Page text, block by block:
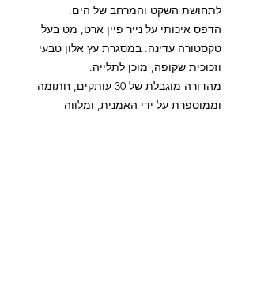
לתחושת השקט והמרחב של הים.
הדפס איכותי על נייר פיין ארט, מט בעל
טקסטורה עדינה. במסגרת עץ אלון טבעי
וזכוכית שקופה, מוכן לתלייה.
מהדורה מוגבלת של 30 עותקים, חתומה
וממוספרת על ידי האמנית, ומלווה